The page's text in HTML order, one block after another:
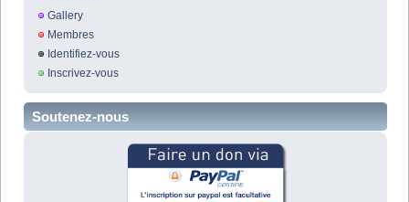
Gallery
Membres
Identifiez-vous
Inscrivez-vous
Soutenez-nous